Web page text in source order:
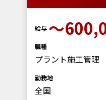
給与 ～
職種
プラント施工管理
勤務地
全国